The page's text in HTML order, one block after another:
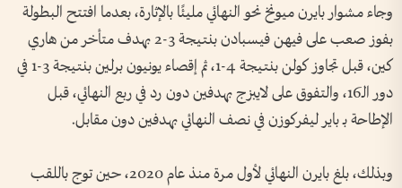
وجاء مشوار بايرن ميونخ نحو النهائي مليئًا بالإثارة، بعدما افتتح البطولة
بفوز صعب على فيهن فيسبادن بنتيجة 3-2 بهدف متأخر من هاري
كين، قبل تجاوز كولن بنتيجة 4-1، ثم إقصاء يونيون برلين بنتيجة 3-1 في
دور الـ16، والتفوق على لايبزج بهدفين دون رد في ربع النهائي، قبل
الإطاحة بـ باير ليفركوزن في نصف النهائي بهدفين دون مقابل.
وبذلك، بلغ بايرن النهائي لأول مرة منذ عام 2020، حين توج باللقب